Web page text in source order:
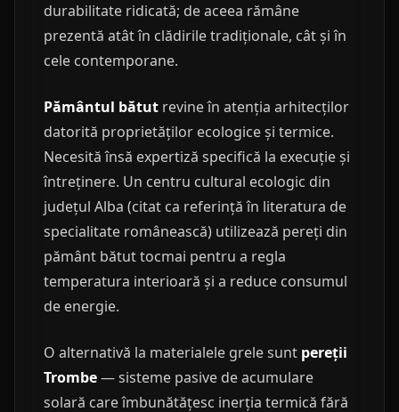
durabilitate ridicată; de aceea rămâne
prezentă atât în clădirile tradiționale, cât și în
cele contemporane.
Pământul bătut revine în atenția arhitecților
datorită proprietăților ecologice și termice.
Necesită însă expertiză specifică la execuție și
întreținere. Un centru cultural ecologic din
județul Alba (citat ca referință în literatura de
specialitate românească) utilizează pereți din
pământ bătut tocmai pentru a regla
temperatura interioară și a reduce consumul
de energie.
O alternativă la materialele grele sunt pereții
Trombe— sisteme pasive de acumulare
solară care îmbunătățesc inerția termică fără